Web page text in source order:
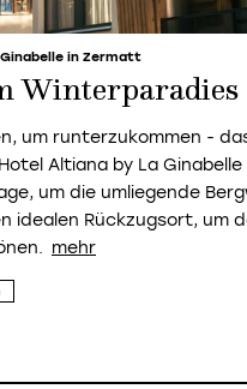
in Zermatt
Winterparadies
um runterzukommen -
Altiana by La
um die umliegende
idealen Rückzugsort, um